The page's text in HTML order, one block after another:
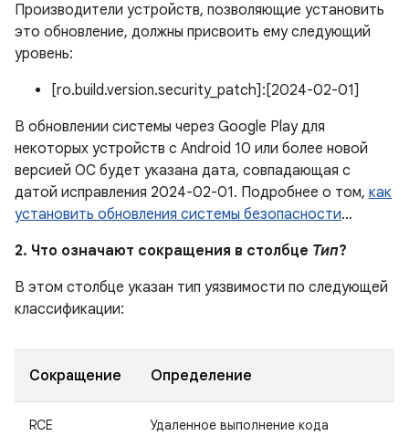
Производители устройств, позволяющие установить
это обновление, должны присвоить ему следующий
уровень:
[ro.build.version.security_patch]:[2024-02-01]
В обновлении системы через Google Play для
некоторых устройств с Android 10 или более новой
версией ОС будет указана дата, совпадающая с
датой исправления 2024-02-01. Подробнее о том, как
установить обновления системы безопасности…
2. Что означают сокращения в столбце Тип?
В этом столбце указан тип уязвимости по следующей
классификации:
Сокращение Определение
RCE Удаленное выполнение кода